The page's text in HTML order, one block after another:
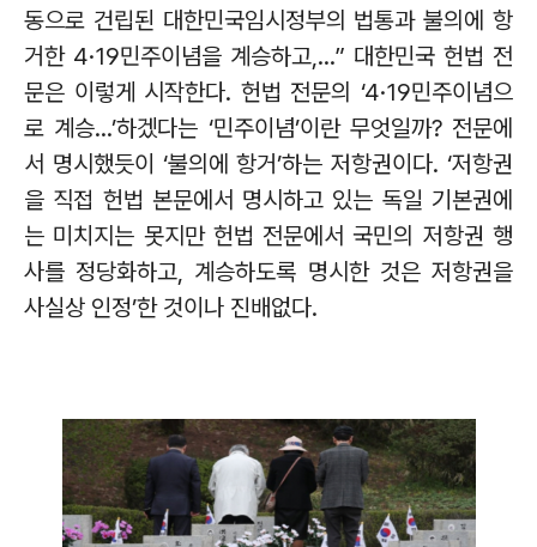
동으로 건립된 대한민국임시정부의 법통과 불의에 항
거한 4·19민주이념을 계승하고,...” 대한민국 헌법 전
문은 이렇게 시작한다. 헌법 전문의‘4·19민주이념으
로 계승...’하겠다는 ‘민주이념’이란 무엇일까? 전문에
서 명시했듯이 ‘불의에 항거’하는 저항권이다. ‘저항권
을 직접 헌법 본문에서 명시하고 있는 독일 기본권에
는 미치지는 못지만 헌법 전문에서 국민의 저항권 행
사를 정당화하고, 계승하도록 명시한 것은 저항권을
사실상 인정’한 것이나 진배없다.